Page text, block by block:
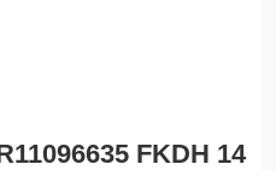
FKDH 14